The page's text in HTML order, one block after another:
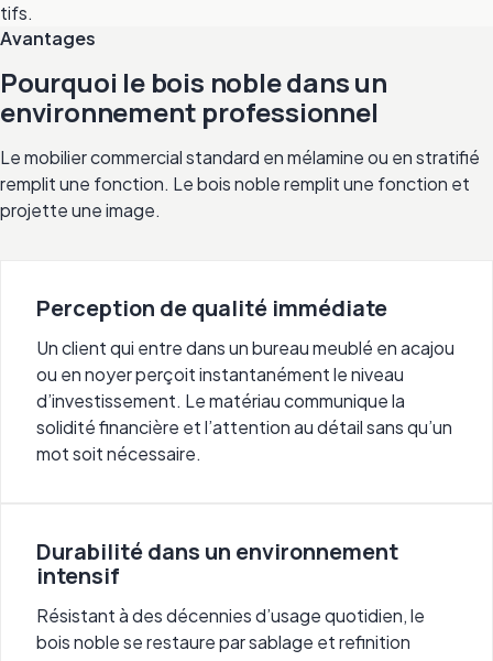
tifs.
Avantages
Pourquoi le bois noble dans un
environnement professionnel
Le mobilier commercial standard en mélamine ou en stratifié
remplit une fonction. Le bois noble remplit une fonction et
projette une image.
Perception de qualité immédiate
Un client qui entre dans un bureau meublé en acajou
ou en noyer perçoit instantanément le niveau
d’investissement. Le matériau communique la
solidité financière et l’attention au détail sans qu’un
mot soit nécessaire.
Durabilité dans un environnement
intensif
Résistant à des décennies d’usage quotidien, le
bois noble se restaure par sablage et refinition